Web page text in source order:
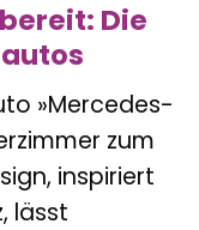
Die
»Mercedes-
zum
inspiriert
lässt